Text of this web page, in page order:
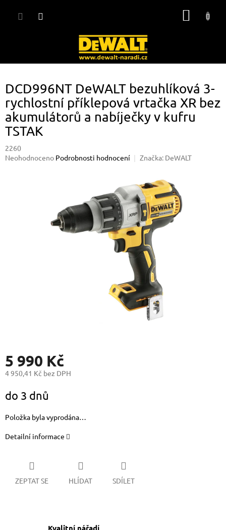
DCD996NT DeWALT bezuhlíková 3-
rychlostní příklepová vrtačka XR bez
akumulátorů a nabíječky v kufru
TSTAK
2260
Průměrné
Neohodnoceno Podrobnosti hodnocení Značka: DeWALT
5 990 Kč
4 950,41 Kč bez DPH
cena:
do 3 dnů
Položka byla vyprodána…
Detailní informace
ZEPTAT SE HLÍDAT SDÍLET